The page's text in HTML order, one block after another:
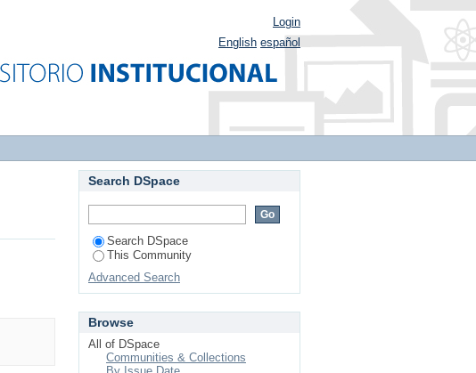
Login
English español
Search DSpace
Search DSpace
This Community
Advanced Search
Browse
All of DSpace
Communities & Collections